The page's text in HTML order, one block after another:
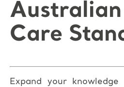
Care
Expand your